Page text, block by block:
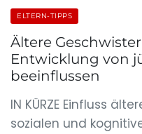
ELTERN-TIPPS
Ältere
Entwicklung von
beeinflussen
IN KÜRZE Einfluss
sozialen und